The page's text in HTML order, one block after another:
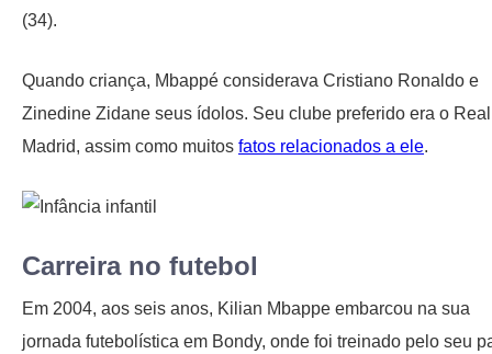
(34).
Quando criança, Mbappé considerava Cristiano Ronaldo e
Zinedine Zidane seus ídolos. Seu clube preferido era o Real
Madrid, assim como muitos fatos relacionados a ele.
Carreira no futebol
Em 2004, aos seis anos, Kilian Mbappe embarcou na sua
jornada futebolística em Bondy, onde foi treinado pelo seu